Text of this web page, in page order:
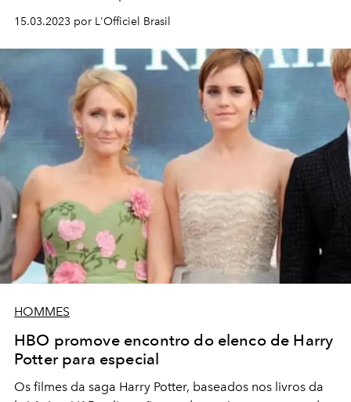
15.03.2023 por L'Officiel Brasil
HOMMES
HBO promove encontro do elenco de Harry
Potter para especial
Os filmes da saga Harry Potter, baseados nos livros da